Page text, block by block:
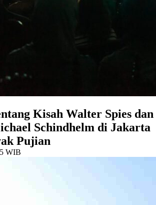
Kisah Walter Spies dan
Schindhelm di Jakarta
Pujian
WIB